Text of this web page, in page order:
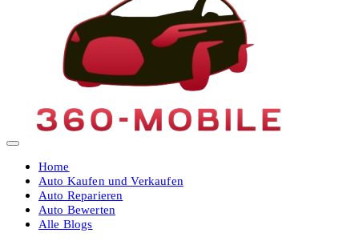
Home
Auto Kaufen und Verkaufen
Auto Reparieren
Auto Bewerten
Alle Blogs